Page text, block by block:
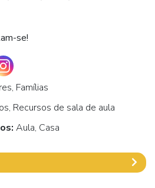
se!
Famílias
Recursos de sala de aula
Aula, Casa